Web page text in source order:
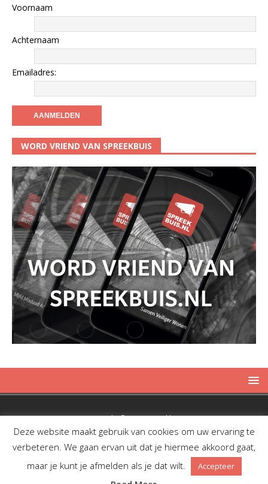
Voornaam
Achternaam
Emailadres:
WORD VRIEND VAN SPREEKBUIS
Copyright © 2019 Spreekbuis
Deze website maakt gebruik van cookies om uw ervaring te
verbeteren. We gaan ervan uit dat je hiermee akkoord gaat,
maar je kunt je afmelden als je dat wilt.
Accepteer